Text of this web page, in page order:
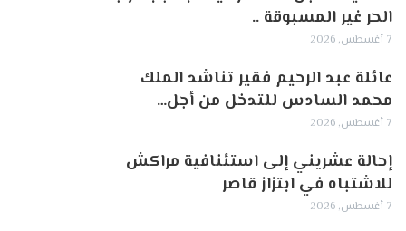
الحر غير المسبوقة ..
7 أغسطس, 2026
عائلة عبد الرحيم فقير تناشد الملك
محمد السادس للتدخل من أجل…
7 أغسطس, 2026
إحالة عشريني إلى استئنافية مراكش
للاشتباه في ابتزاز قاصر
7 أغسطس, 2026